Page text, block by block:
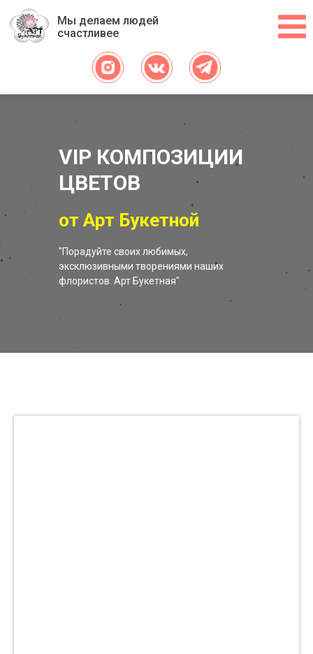
Мы делаем людей
счастливее
VIP КОМПОЗИЦИИ
ЦВЕТОВ
от Арт Букетной
"Порадуйте своих любимых,
эксклюзивными творениями наших
флористов. Арт Букетная"